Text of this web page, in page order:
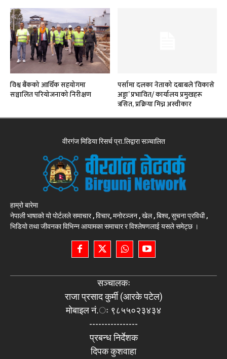
विश्व बैंकको आर्थिक सहयोगमा
सञ्चालित परियोजनाको निरीक्षण
पर्सामा दलका नेताको दबाबले ‘विकासे
अड्डा’ प्रभावित/ कार्यालय प्रमुखहरू
त्रसित, प्रक्रिया मिच्न अस्वीकार
वीरगंज मिडिया रिसर्च प्रा.लिद्वारा सञ्चालित
हाम्रो बारेमा
नेपाली भाषाको यो पोर्टलले समाचार , विचार, मनोरञ्जन , खेल , बिश्व, सुचना प्रविधी ,
भिडियो तथा जीवनका विभिन्न आयामका समाचार र विश्लेषणलाई यसले समेट्छ ।
सञ्चालकः
राजा प्रसाद कुर्मी (आरके पटेल)
मोबाइल नं.ः ९८५५०२३४३४
----------------
प्रबन्ध निर्देशक
दिपक कुशवाहा